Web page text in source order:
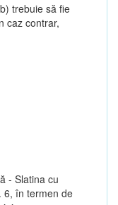
trebuie să fie
caz contrar,
- Slatina cu
6, în termen de